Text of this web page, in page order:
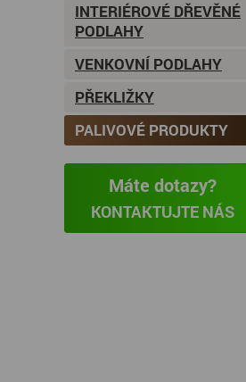
INTERIÉROVÉ DŘEVĚNÉ
PODLAHY
VENKOVNÍ PODLAHY
PŘEKLIŽKY
PALIVOVÉ PRODUKTY
Máte dotazy?
KONTAKTUJTE NÁS